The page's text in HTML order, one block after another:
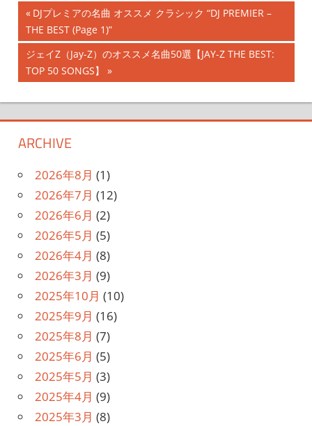
投
稿
ナ
ビ
ゲ
ー
シ
ョ
ン
前
の
記
事:
DJプレミアの名曲 オススメ クラシック “DJ PREMIER –
THE BEST (Page 1)”
次
の
記
事:
ジェイZ（Jay-Z）のオススメ名曲50選【JAY-Z THE BEST:
TOP 50 SONGS】
ARCHIVE
2026年8月 (1)
2026年7月 (12)
2026年6月 (2)
2026年5月 (5)
2026年4月 (8)
2026年3月 (9)
2025年10月 (10)
2025年9月 (16)
2025年8月 (7)
2025年6月 (5)
2025年5月 (3)
2025年4月 (9)
2025年3月 (8)